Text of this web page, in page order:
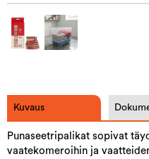
Kuvaus
Punaseetripalikat sopivat
vaatekomeroihin ja